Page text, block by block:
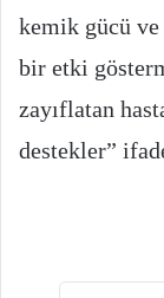
kemik gücü
bir etki
zayıflatan
destekler”